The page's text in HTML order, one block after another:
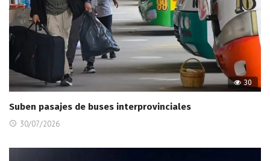
30
Suben pasajes de buses interprovinciales
30/07/2026